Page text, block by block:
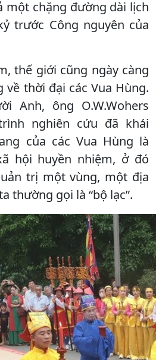
một chặng đường dài lịch
trước Công nguyên của
thế giới cũng ngày càng
về thời đại các Vua Hùng.
Anh, ông O.W.Wohers
nghiên cứu đã khái
của các Vua Hùng là
hội huyền nhiệm, ở đó
trị một vùng, một địa
thường gọi là “bộ lạc”.